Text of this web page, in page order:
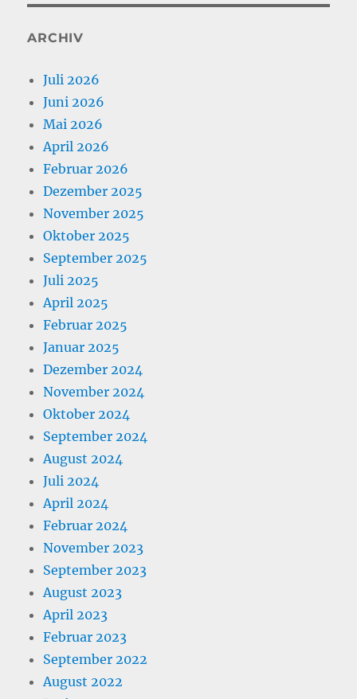
ARCHIV
Juli 2026
Juni 2026
Mai 2026
April 2026
Februar 2026
Dezember 2025
November 2025
Oktober 2025
September 2025
Juli 2025
April 2025
Februar 2025
Januar 2025
Dezember 2024
November 2024
Oktober 2024
September 2024
August 2024
Juli 2024
April 2024
Februar 2024
November 2023
September 2023
August 2023
April 2023
Februar 2023
September 2022
August 2022